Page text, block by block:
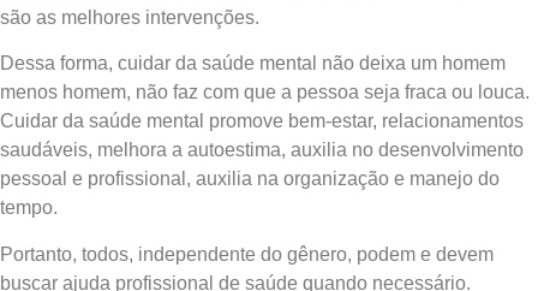
são as melhores intervenções.
Dessa forma, cuidar da saúde mental não deixa um homem
menos homem, não faz com que a pessoa seja fraca ou louca.
Cuidar da saúde mental promove bem-estar, relacionamentos
saudáveis, melhora a autoestima, auxilia no desenvolvimento
pessoal e profissional, auxilia na organização e manejo do
tempo.
Portanto, todos, independente do gênero, podem e devem
buscar ajuda profissional de saúde quando necessário.